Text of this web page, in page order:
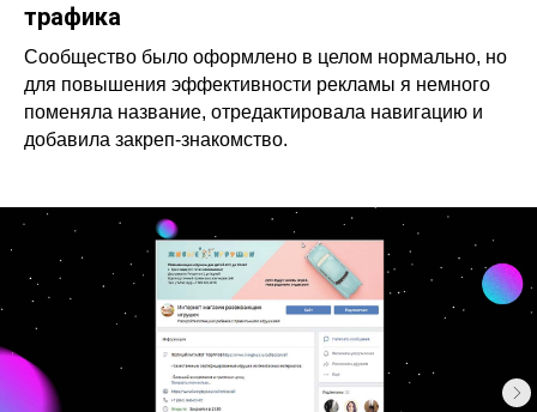
трафика
Сообщество было оформлено в целом нормально, но
для повышения эффективности рекламы я немного
поменяла название, отредактировала навигацию и
добавила закреп-знакомство.